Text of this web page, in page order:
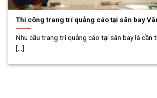
Thi công trang trí quảng cáo tại sân bay
Nhu cầu trang trí quảng cáo tại sân bay là cần
[...]